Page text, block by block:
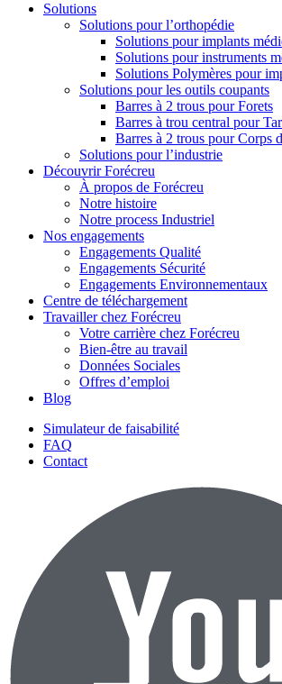
Solutions
Solutions pour l’orthopédie
Solutions pour implants
Solutions pour instruments
Solutions Polymères pour
Solutions pour les outils coupants
Barres à 2 trous pour Forets
Barres à trou central pour
Barres à 2 trous pour Corps
Solutions pour l’industrie
Découvrir Forécreu
À propos de Forécreu
Notre histoire
Notre process Industriel
Nos engagements
Engagements Qualité
Engagements Sécurité
Engagements Environnementaux
Centre de téléchargement
Travailler chez Forécreu
Votre carrière chez Forécreu
Bien-être au travail
Données Sociales
Offres d’emploi
Blog
Simulateur de faisabilité
FAQ
Contact